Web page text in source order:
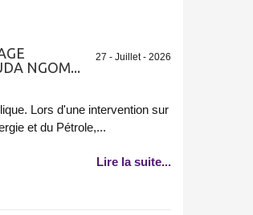
27 - Juillet - 2026
NGOM...
Lors d'une intervention sur
et du Pétrole,...
Lire la suite...